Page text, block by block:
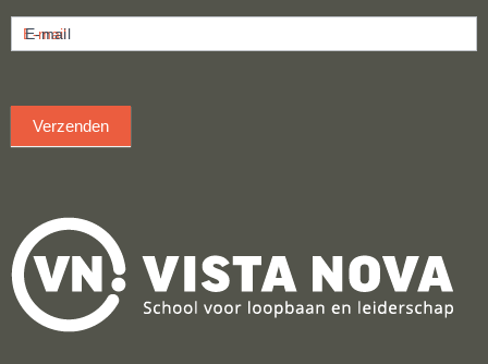
Nieuwsbrief
inschrijven
E-mail
Verzenden